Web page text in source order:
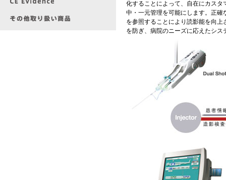
化することによって、自在にカスタ
中・一元管理を可能にします。正確
を参照することにより読影能を向上
を防ぎ、病院のニーズに応えたシス